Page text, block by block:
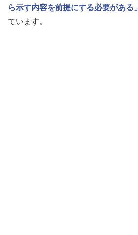
ら示す内容を前提にする必要がある」
ています。